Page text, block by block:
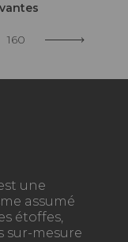
160
une
assumé
étoffes,
sur-mesure